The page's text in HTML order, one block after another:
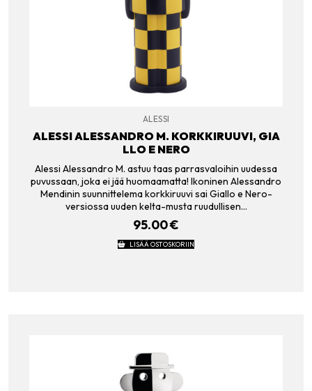
ALESSI
ALESSI ALESSANDRO M. KORKKIRUUVI, GIA
LLO E NERO
Alessi Alessandro M. astuu taas parrasvaloihin uudessa
puvussaan, joka ei jää huomaamatta! Ikoninen Alessandro
Mendinin suunnittelema korkkiruuvi sai Giallo e Nero-
versiossa uuden kelta-musta ruudullisen…
95.00€
LISÄÄ OSTOSKORIIN